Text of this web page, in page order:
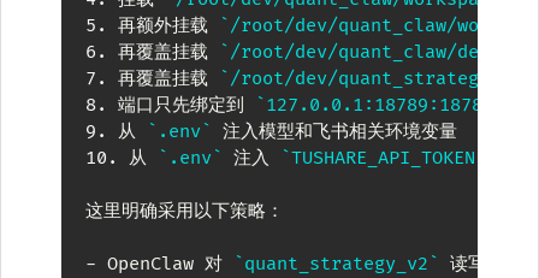
5.
再额外挂载
`/root/dev/quant_claw/
6.
再覆盖挂载
`/root/dev/quant_claw/deploy/
7.
再覆盖挂载
`/root/dev/
8.
端口只先绑定到
`127.0.0.1:18789:18789`
9.
从 `.env`
10.
从 `.env` 注入 `TUSHARE_API_TOKEN`
这里明确采用以下策略：
- OpenClaw 对 `quant_strategy_v2`